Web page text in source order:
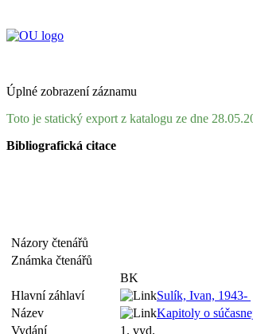
Úplné zobrazení záznamu
Toto je statický export z katalogu ze dne
Bibliografická citace
Názory čtenářů
Známka čtenářů
BK
Hlavní záhlaví
Sulík, Ivan, 1943-
Název
Kapitoly o
Vydání
1. vyd.